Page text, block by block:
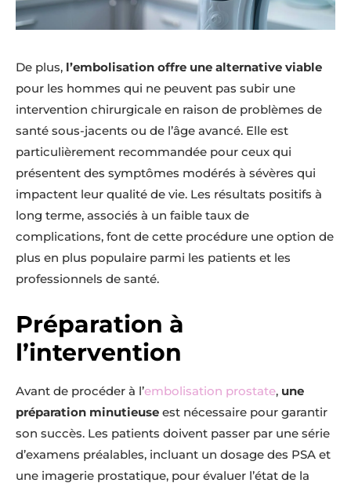
De plus, l’embolisation offre une alternative viable
pour les hommes qui ne peuvent pas subir une
intervention chirurgicale en raison de problèmes de
santé sous-jacents ou de l’âge avancé. Elle est
particulièrement recommandée pour ceux qui
présentent des symptômes modérés à sévères qui
impactent leur qualité de vie. Les résultats positifs à
long terme, associés à un faible taux de
complications, font de cette procédure une option de
plus en plus populaire parmi les patients et les
professionnels de santé.
Préparation à
l’intervention
Avant de procéder à l’embolisation prostate, une
préparation minutieuse est nécessaire pour garantir
son succès. Les patients doivent passer par une série
d’examens préalables, incluant un dosage des PSA et
une imagerie prostatique, pour évaluer l’état de la